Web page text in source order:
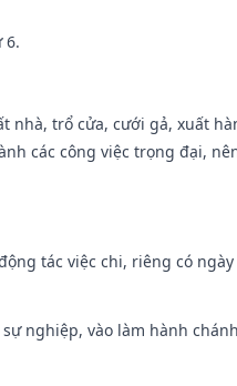
6.
nhà, trổ cửa, cưới gả, xuất
các công việc trọng đại,
tác việc chi, riêng có
nghiệp, vào làm hành